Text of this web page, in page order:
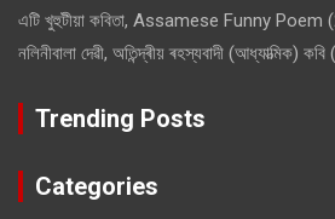
এটি খুহুটীয়া কবিতা, Assamese Funny Poem
নলিনীবালা দেৱী, অতিন্দ্ৰীয় ৰহস্যবাদী (আধ্যাত্মিক) কবি
Trending Posts
Categories